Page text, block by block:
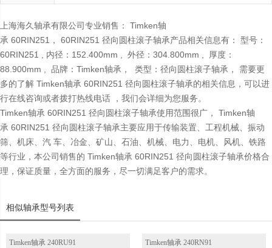
上海海久轴承有限公司专业销售： Timken轴
承 60RIN251， 60RIN251 径向圆柱滚子轴承产品相关信息有： 型号：
60RIN251 , 内径：152.400mm , 外径：304.800mm , 厚度：
88.900mm , 品牌：Timken轴承， 类型：径向圆柱滚子轴承， 需要更
多的了解 Timken轴承 60RIN251 径向圆柱滚子轴承的相关信息，可以进
行在线咨询或者拨打热线电话 ，我们会详细为您服务。
Timken轴承 60RIN251 径向圆柱滚子轴承使用范围很广， Timken轴
承 60RIN251 径向圆柱滚子轴承主要应用于传输装置、工程机械、振动
筛、机床、汽 车、冶金、矿山、石油、机械、电力、电机、风机、铁路
等行业，本公司销售的 Timken轴承 60RIN251 径向圆柱滚子轴承价格合
理，保证质量，全方面的服务，尽一切满足客户的需求。
相似轴承型号列表
Timken轴承 240RU91 Timken轴承 240RN91